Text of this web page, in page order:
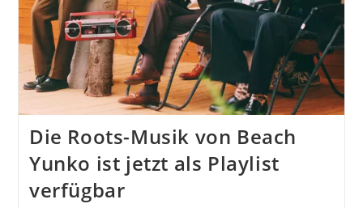
Die Roots-Musik von Beach
Yunko ist jetzt als Playlist
verfügbar